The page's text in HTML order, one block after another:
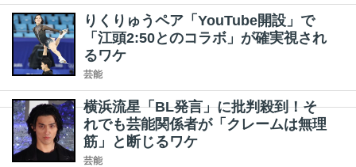
りくりゅうペア「YouTube開設」で
「江頭2:50とのコラボ」が確実視され
るワケ
芸能
横浜流星「BL発言」に批判殺到！そ
れでも芸能関係者が「クレームは無理
筋」と断じるワケ
芸能